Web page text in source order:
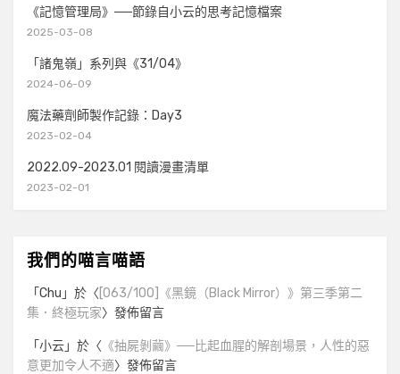
《記憶管理局》──節錄自小云的思考記憶檔案
2025-03-08
「諸鬼嶺」系列與《31/04》
2024-06-09
魔法藥劑師製作記錄：Day3
2023-02-04
2022.09-2023.01 閱讀漫畫清單
2023-02-01
我們的喵言喵語
「Chu 」於〈 [063/100]《黑鏡（Black Mirror）》第三季第二
集．終極玩家〉發佈留言
「小云」於〈 《抽屍剝繭》──比起血腥的解剖場景，人性的惡
意更加令人不適〉發佈留言